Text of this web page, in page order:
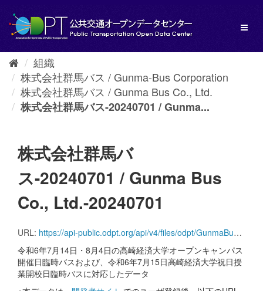
し
組織
株式会社群馬バス / Gunma-Bus Corporation
株式会社群馬バス / Gunma Bus Co., Ltd.
株式会社群馬バス-20240701 / Gunma...
株式会社群馬バ
ス-20240701 / Gunma Bus
Co., Ltd.-20240701
URL: https://api-public.odpt.org/api/v4/files/odpt/GunmaBus/AllLines.zip?date=20240701
令和6年7月14日・8月4日の高崎経済大学オープンキャンパス
開催日臨時バスおよび、令和6年7月15日高崎経済大学祝日授
業開校日臨時バスに対応したデータ